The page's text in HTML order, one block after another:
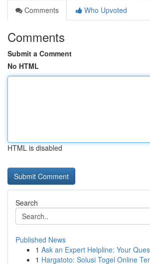
Comments
Who Upvoted
Comments
Submit a Comment
No HTML
HTML is disabled
Search
Published News
1 Ask an Expert Helpline: Your
1 Hargatoto: Solusi Togel Online